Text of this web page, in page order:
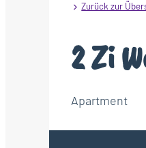
Zurück zur
2 Zi
Apartment